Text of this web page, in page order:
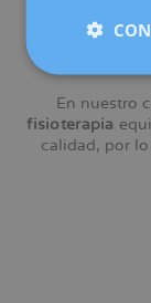
En nuestro
fisioterapia
calidad, por